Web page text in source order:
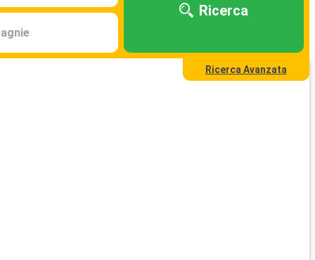
Ricerca
Ricerca Avanzata